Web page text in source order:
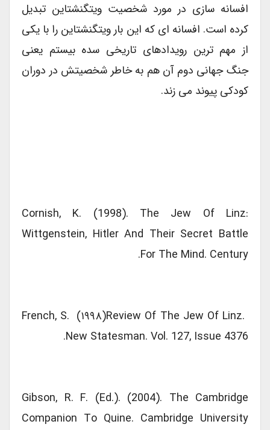
افسانه سازی در مورد شخصیت ویتگنشتاین تبدیل
کرده است. افسانه ای که این بار ویتگنشتاین را با یکی
از مهم ترین رویدادهای تاریخی سده بیستم یعنی
جنگ جهانی دوم آن هم به خاطر شخصیتش در دوران
کودکی پیوند می زند.
Cornish, K. (1998). The Jew Of Linz:
Wittgenstein, Hitler And Their Secret Battle
For The Mind. Century.
French, S. (۱۹۹۸)Review Of The Jew Of Linz.
New Statesman. Vol. 127, Issue 4376.
Gibson, R. F. (Ed.). (2004). The Cambridge
Companion To Quine. Cambridge University